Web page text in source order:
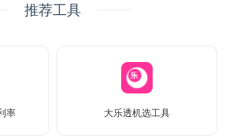
推荐工具
率 大乐透机选工具